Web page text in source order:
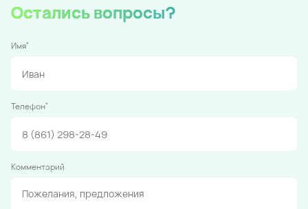
Остались вопросы?
Имя*
Телефон*
Комментарий